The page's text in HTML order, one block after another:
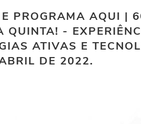
PROGRAMA AQUI |
QUINTA! -
ATIVAS E
DE 2022.